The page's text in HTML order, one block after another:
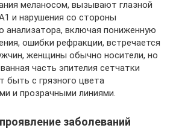
меланосом, вызывают глазной
и нарушения со стороны
анализатора, включая пониженную
ошибки рефракции, встречается
женщины обычно носители, но
часть эпителия сетчатки
быть с грязного цвета
и прозрачными линиями.
заболеваний